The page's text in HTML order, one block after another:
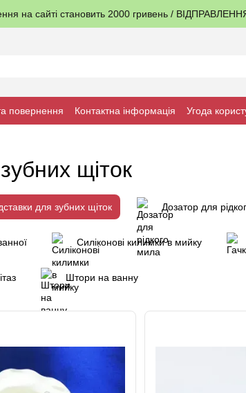
на сайті становить 2000 гривень /
повернення Контактна інформація Угода
щіток
для зубних щіток Дозатор для
Силіконові килимки в мийку
Штори на ванну